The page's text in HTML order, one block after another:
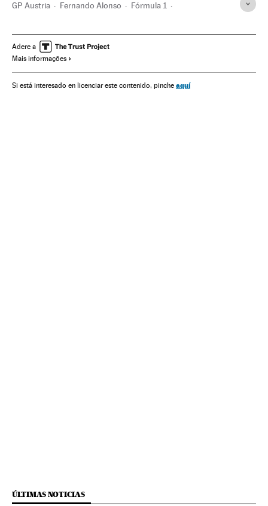
GP Austria Fernando Alonso Fórmula 1
Adere a
Mais informações
Si está interesado en licenciar este contenido, pinche aquí
ÚLTIMAS NOTICIAS